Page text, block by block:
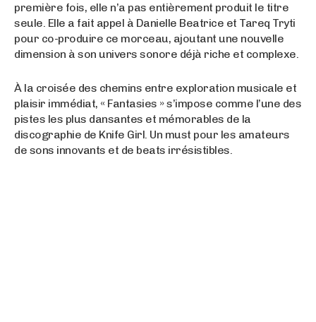
première fois, elle n’a pas entièrement produit le titre
seule. Elle a fait appel à Danielle Beatrice et Tareq Tryti
pour co-produire ce morceau, ajoutant une nouvelle
dimension à son univers sonore déjà riche et complexe.
À la croisée des chemins entre exploration musicale et
plaisir immédiat, « Fantasies » s’impose comme l’une des
pistes les plus dansantes et mémorables de la
discographie de Knife Girl. Un must pour les amateurs
de sons innovants et de beats irrésistibles.